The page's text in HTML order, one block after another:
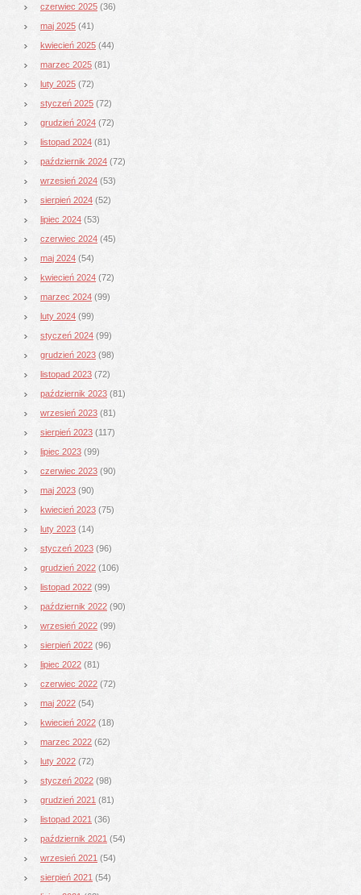
czerwiec 2025 (36)
maj 2025 (41)
kwiecień 2025 (44)
marzec 2025 (81)
luty 2025 (72)
styczeń 2025 (72)
grudzień 2024 (72)
listopad 2024 (81)
październik 2024 (72)
wrzesień 2024 (53)
sierpień 2024 (52)
lipiec 2024 (53)
czerwiec 2024 (45)
maj 2024 (54)
kwiecień 2024 (72)
marzec 2024 (99)
luty 2024 (99)
styczeń 2024 (99)
grudzień 2023 (98)
listopad 2023 (72)
październik 2023 (81)
wrzesień 2023 (81)
sierpień 2023 (117)
lipiec 2023 (99)
czerwiec 2023 (90)
maj 2023 (90)
kwiecień 2023 (75)
luty 2023 (14)
styczeń 2023 (96)
grudzień 2022 (106)
listopad 2022 (99)
październik 2022 (90)
wrzesień 2022 (99)
sierpień 2022 (96)
lipiec 2022 (81)
czerwiec 2022 (72)
maj 2022 (54)
kwiecień 2022 (18)
marzec 2022 (62)
luty 2022 (72)
styczeń 2022 (98)
grudzień 2021 (81)
listopad 2021 (36)
październik 2021 (54)
wrzesień 2021 (54)
sierpień 2021 (54)